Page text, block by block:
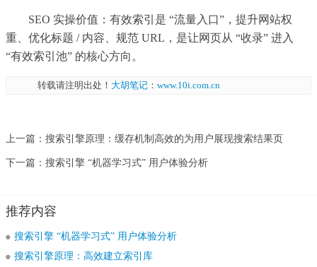
SEO 实操价值：有效索引是 “流量入口”，提升网站权
重、优化标题 / 内容、规范 URL，是让网页从 “收录” 进入
“有效索引池” 的核心方向。
转载请注明出处！ 大胡笔记 ： www.10i.com.cn
上一篇： 搜索引擎原理：缓存机制高效的为用户展现搜索结果页
下一篇： 搜索引擎 “机器学习式” 用户体验分析
推荐内容
搜索引擎 “机器学习式” 用户体验分析
搜索引擎原理：高效建立索引库